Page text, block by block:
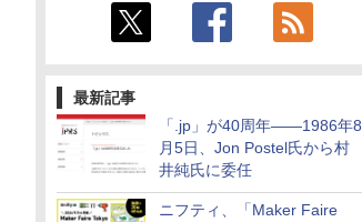
最新記事
「.jp」が40周年――1986年8
月5日、Jon Postel氏から村
井純氏に委任
ニフティ、「Maker Faire